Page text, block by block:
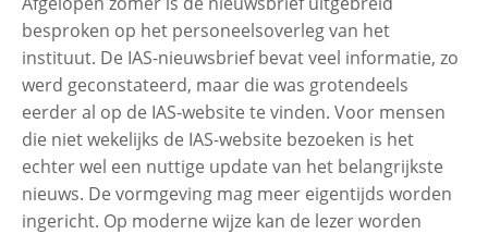
besproken op het personeelsoverleg van het
instituut. De IAS-nieuwsbrief bevat veel informatie, zo
werd geconstateerd, maar die was grotendeels
eerder al op de IAS-website te vinden. Voor mensen
die niet wekelijks de IAS-website bezoeken is het
echter wel een nuttige update van het belangrijkste
nieuws. De vormgeving mag meer eigentijds worden
ingericht. Op moderne wijze kan de lezer worden